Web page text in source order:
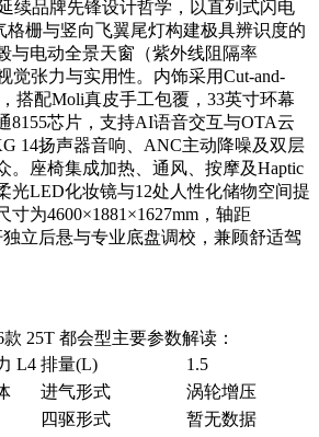
续品牌先锋设计哲学，以直列式闪电
格栅与竖向飞翼尾灯构建极具辨识度的
与电动全景天窗（紫外线阻隔率
觉张力与实用性。内饰采用Cut-and-
搭配Moli真皮手工包覆，33英寸环幕
8155芯片，支持AI语音交互与OTA云
14扬声器音响、ANC主动降噪及双层
。座椅集成加热、通风、按摩及Haptic
光LED化妆镜与12处人性化储物空间提
为4600×1881×1627mm，轴距
独立后悬与专业底盘调校，兼顾舒适驾
25T 都会型主要参数解读：
L4 排量(L)
1.5
进气形式
涡轮增压
四驱形式
暂无数据